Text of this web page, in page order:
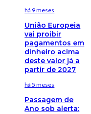
há 9 meses
União Europeia
vai proibir
pagamentos em
dinheiro acima
deste valor já a
partir de 2027
há 5 meses
Passagem de
Ano sob alerta: